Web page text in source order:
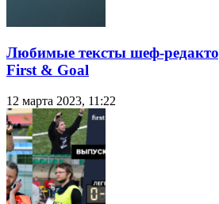
Любимые тексты шеф-
First & Goal
12 марта 2023, 11:22